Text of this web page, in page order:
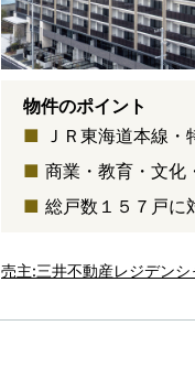
物件のポイント
ＪＲ東海道本線
商業・教育・文化
総戸数１５７戸に
売主:三井不動産レジデン